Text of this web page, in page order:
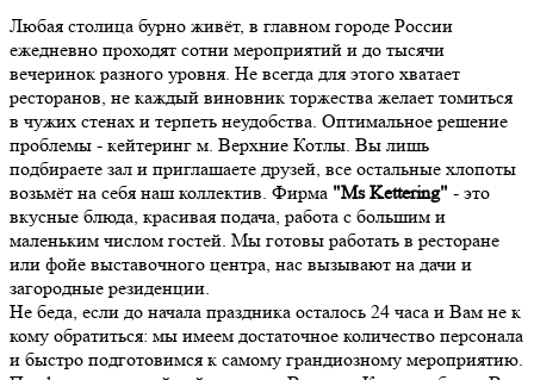
Любая столица бурно живёт, в главном городе России
ежедневно проходят сотни мероприятий и до тысячи
вечеринок разного уровня. Не всегда для этого хватает
ресторанов, не каждый виновник торжества желает томиться
в чужих стенах и терпеть неудобства. Оптимальное решение
проблемы - кейтеринг м. Верхние Котлы. Вы лишь
подбираете зал и приглашаете друзей, все остальные хлопоты
возьмёт на себя наш коллектив. Фирма "Ms Kettering" - это
вкусные блюда, красивая подача, работа с большим и
маленьким числом гостей. Мы готовы работать в ресторане
или фойе выставочного центра, нас вызывают на дачи и
загородные резиденции.
Не беда, если до начала праздника осталось 24 часа и Вам не к
кому обратиться: мы имеем достаточное количество персонала
и быстро подготовимся к самому грандиозному мероприятию.